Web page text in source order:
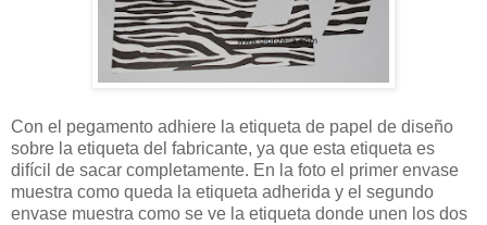
Con el pegamento adhiere la etiqueta de papel de diseño
sobre la etiqueta del fabricante, ya que esta etiqueta es
difícil de sacar completamente. En la foto el primer envase
muestra como queda la etiqueta adherida y el segundo
envase muestra como se ve la etiqueta donde unen los dos